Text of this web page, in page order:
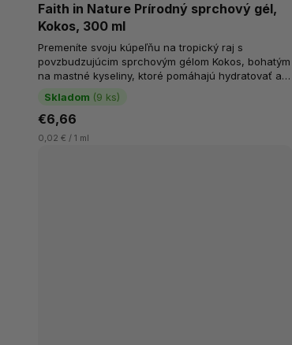
Faith in Nature Prírodný sprchový gél,
Kokos, 300 ml
Skladom (9 ks)
€6,66
0,02 € / 1 ml
Premeníte svoju kúpeľňu na tropický raj s
povzbudzujúcim sprchovým gélom Kokos, bohatým
na mastné kyseliny, ktoré pomáhajú hydratovať a
vyživovať pokožku. Navyše je naplnený...